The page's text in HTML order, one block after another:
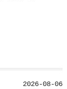
2026-08-06